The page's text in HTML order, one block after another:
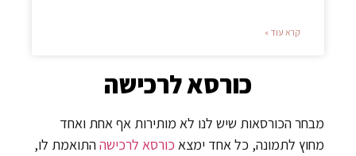
קרא עוד »
כורסא לרכישה
מבחר הכורסאות שיש לנו לא מותירות אף אחת ואחד
מחוץ לתמונה, כל אחד ימצא כורסא לרכישההתואמת לו,